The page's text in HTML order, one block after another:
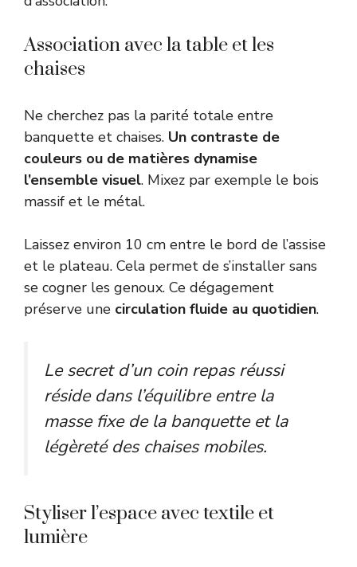
Association avec la table et les
chaises
Ne cherchez pas la parité totale entre
banquette et chaises. Un contraste de
couleurs ou de matières dynamise
l’ensemble visuel. Mixez par exemple le bois
massif et le métal.
Laissez environ 10 cm entre le bord de l’assise
et le plateau. Cela permet de s’installer sans
se cogner les genoux. Ce dégagement
préserve une circulation fluide au quotidien.
Le secret d’un coin repas réussi
réside dans l’équilibre entre la
masse fixe de la banquette et la
légèreté des chaises mobiles.
Styliser l’espace avec textile et
lumière